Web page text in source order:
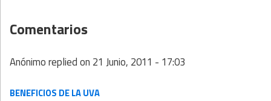
Comentarios
Anónimoreplied on 21 Junio, 2011 - 17:03
BENEFICIOS DE LA UVA